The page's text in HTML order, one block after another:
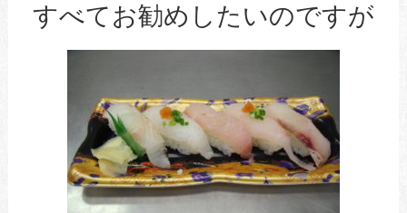
すべてお勧めしたいのですが